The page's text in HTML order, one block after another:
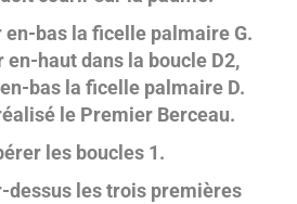
en-bas la ficelle palmaire G.
haut dans la boucle D2,
bas la ficelle palmaire D.
le Premier Berceau.
les boucles 1.
dessus les trois premières